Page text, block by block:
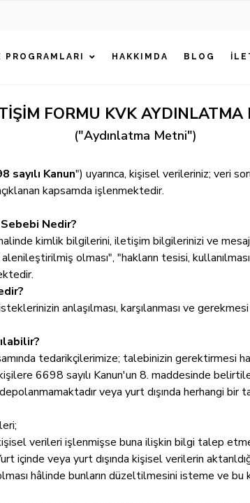
PROGRAMLARI HAKKIMDA BLOG
FORMU KVK AYDINLATMA
("Aydınlatma Metni")
sayılı Kanun") uyarınca, kişisel verileriniz; veri
kapsamda işlenmektedir.
Nedir?
kimlik bilgilerini, iletişim bilgilerinizi ve
olması", "hakların tesisi,
anlaşılması, karşılanması ve
tedarikçilerimize; talebinizin gerektirmesi
6698 sayılı Kanun'un 8. maddesinde
veya yurt dışında herhangi bir
verileri işlenmişse buna ilişkin bilgi talep
içinde veya yurt dışında kişisel verilerin
hâlinde bunların düzeltilmesini isteme ve bu